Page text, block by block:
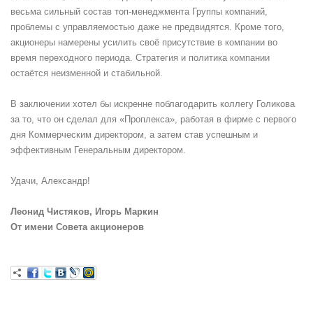
весьма сильный состав топ-менеджмента Группы компаний,
проблемы с управляемостью даже не предвидятся. Кроме того,
акционеры намерены усилить своё присутствие в компании во
время переходного периода. Стратегия и политика компании
остаётся неизменной и стабильной.
В заключении хотел бы искренне поблагодарить коллегу Голикова
за то, что он сделал для «Проплекса», работая в фирме с первого
дня Коммерческим директором, а затем став успешным и
эффективным Генеральным директором.
Удачи, Александр!
Леонид Чистяков, Игорь Маркин
От имени Совета акционеров